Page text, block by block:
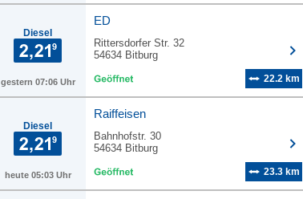
Diesel
gestern 07:06 Uhr
ED
Rittersdorfer Str. 32
54634 Bitburg
22.2 km
Diesel
heute 05:03 Uhr
Raiffeisen
Bahnhofstr. 30
54634 Bitburg
23.3 km